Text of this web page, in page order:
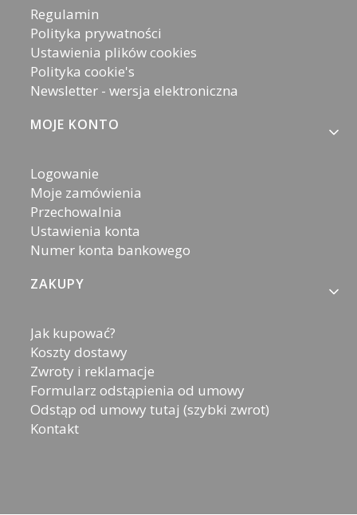
Regulamin
Polityka prywatności
Ustawienia plików cookies
Polityka cookie's
Newsletter - wersja elektroniczna
MOJE KONTO
Logowanie
Moje zamówienia
Przechowalnia
Ustawienia konta
Numer konta bankowego
ZAKUPY
Jak kupować?
Koszty dostawy
Zwroty i reklamacje
Formularz odstąpienia od umowy
Odstąp od umowy tutaj (szybki zwrot)
Kontakt